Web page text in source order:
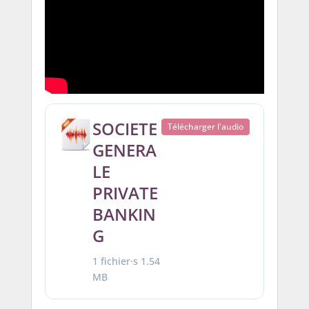
SOCIETE
GENERA
LE
PRIVATE
BANKIN
G
1 fichier·s 1.54
MB
Télécharger l'audio